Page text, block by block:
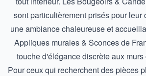
sont particulièrement prisés pour leur
une ambiance chaleureuse et
Appliques murales & Sconces de
touche d'élégance discrète aux
Pour ceux qui recherchent des pièces